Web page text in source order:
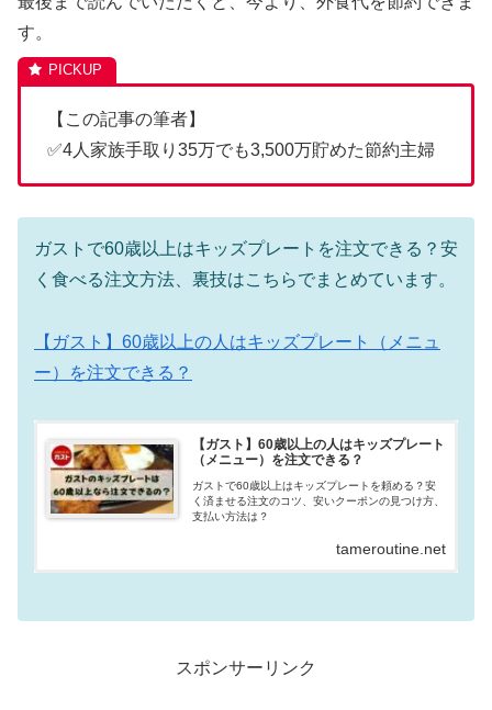
す。
【この記事の筆者】
✅4人家族手取り35万でも3,500万貯めた節約主婦
ガストで60歳以上はキッズプレートを注文できる？安
く食べる注文方法、裏技はこちらでまとめています。
【ガスト】60歳以上の人はキッズプレート（メニュ
ー）を注文できる？
【ガスト】60歳以上の人はキッズプレート
（メニュー）を注文できる？
ガストで60歳以上はキッズプレートを頼める？安
く済ませる注文のコツ、安いクーポンの見つけ方、
支払い方法は？
tameroutine.net
スポンサーリンク